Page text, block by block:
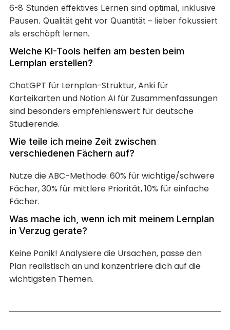
6-8 Stunden effektives Lernen sind optimal, inklusive
Pausen. Qualität geht vor Quantität – lieber fokussiert
als erschöpft lernen.
Welche KI-Tools helfen am besten beim
Lernplan erstellen?
ChatGPT für Lernplan-Struktur, Anki für
Karteikarten und Notion AI für Zusammenfassungen
sind besonders empfehlenswert für deutsche
Studierende.
Wie teile ich meine Zeit zwischen
verschiedenen Fächern auf?
Nutze die ABC-Methode: 60% für wichtige/schwere
Fächer, 30% für mittlere Priorität, 10% für einfache
Fächer.
Was mache ich, wenn ich mit meinem Lernplan
in Verzug gerate?
Keine Panik! Analysiere die Ursachen, passe den
Plan realistisch an und konzentriere dich auf die
wichtigsten Themen.